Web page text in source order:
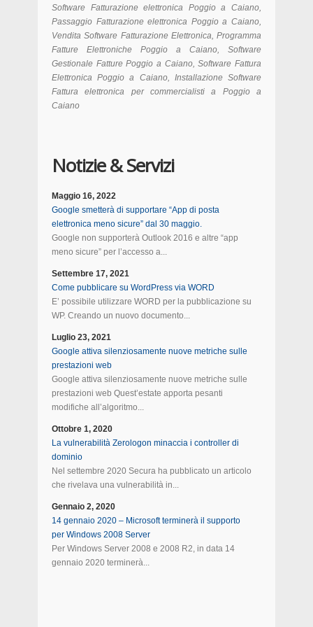
Software Fatturazione elettronica Poggio a Caiano,
Passaggio Fatturazione elettronica Poggio a Caiano,
Vendita Software Fatturazione Elettronica, Programma
Fatture Elettroniche Poggio a Caiano, Software
Gestionale Fatture Poggio a Caiano, Software Fattura
Elettronica Poggio a Caiano, Installazione Software
Fattura elettronica per commercialisti a Poggio a
Caiano
Notizie & Servizi
Maggio 16, 2022
Google smetterà di supportare “App di posta
elettronica meno sicure” dal 30 maggio.
Google non supporterà Outlook 2016 e altre “app
meno sicure” per l’accesso a...
Settembre 17, 2021
Come pubblicare su WordPress via WORD
E’ possibile utilizzare WORD per la pubblicazione su
WP. Creando un nuovo documento...
Luglio 23, 2021
Google attiva silenziosamente nuove metriche sulle
prestazioni web
Google attiva silenziosamente nuove metriche sulle
prestazioni web Quest’estate apporta pesanti
modifiche all’algoritmo...
Ottobre 1, 2020
La vulnerabilità Zerologon minaccia i controller di
dominio
Nel settembre 2020 Secura ha pubblicato un articolo
che rivelava una vulnerabilità in...
Gennaio 2, 2020
14 gennaio 2020 – Microsoft terminerà il supporto
per Windows 2008 Server
Per Windows Server 2008 e 2008 R2, in data 14
gennaio 2020 terminerà...